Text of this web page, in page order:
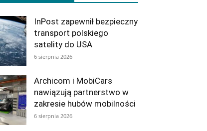
InPost zapewnił bezpieczny
transport polskiego
satelity do USA
6 sierpnia 2026
Archicom i MobiCars
nawiązują partnerstwo w
zakresie hubów mobilności
6 sierpnia 2026